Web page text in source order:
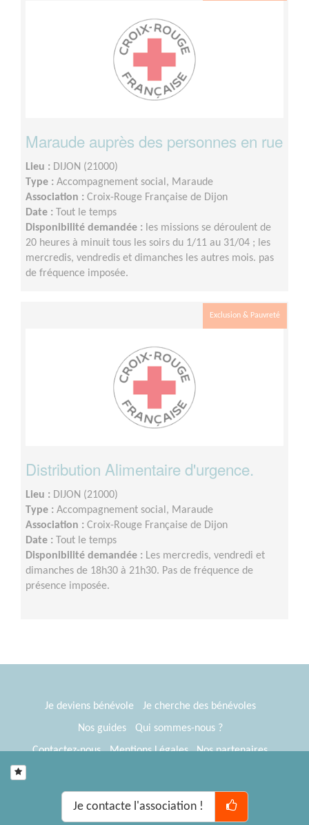
Maraude auprès des personnes en rue
Lieu : DIJON (21000)
Type : Accompagnement social, Maraude
Association : Croix-Rouge Française de Dijon
Date : Tout le temps
Disponibilité demandée : les missions se déroulent de
20 heures à minuit tous les soirs du 1/11 au 31/04 ; les
mercredis, vendredis et dimanches les autres mois. pas
de fréquence imposée.
Exclusion & Pauvreté
Distribution Alimentaire d'urgence.
Lieu : DIJON (21000)
Type : Accompagnement social, Maraude
Association : Croix-Rouge Française de Dijon
Date : Tout le temps
Disponibilité demandée : Les mercredis, vendredi et
dimanches de 18h30 à 21h30. Pas de fréquence de
présence imposée.
Je contacte l'association !
Je deviens bénévole
Je cherche des bénévoles
Nos guides
Qui sommes-nous ?
Contactez-nous
Mentions Légales
Nos partenaires
® Tous Bénévoles 2012-2026
Webkast